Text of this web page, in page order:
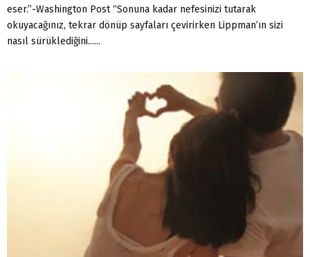
eser.”-Washington Post “Sonuna kadar nefesinizi tutarak
okuyacağınız, tekrar dönüp sayfaları çevirirken Lippman’ın sizi
nasıl sürüklediğini......